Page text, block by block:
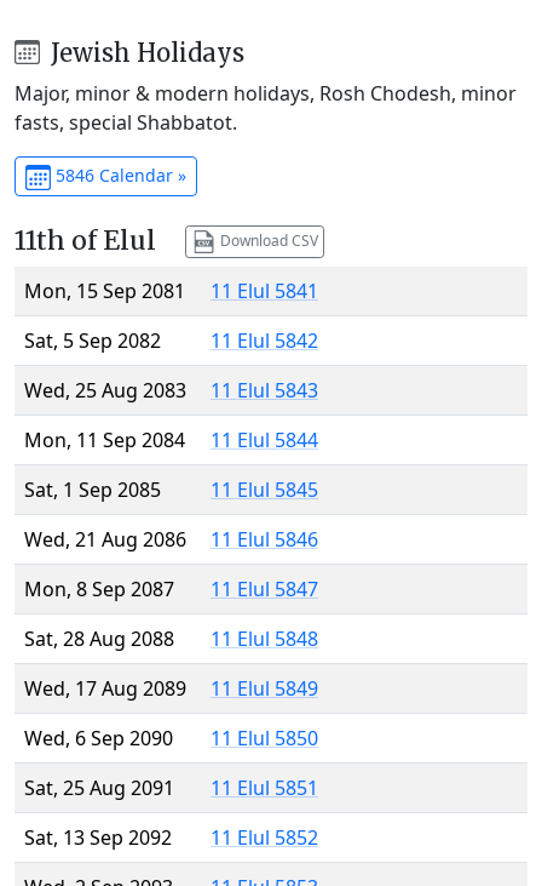
Jewish Holidays
Major, minor & modern holidays, Rosh Chodesh, minor
fasts, special Shabbatot.
5846 Calendar »
11th of Elul Download CSV
Mon, 15 Sep 2081
11 Elul 5841
Sat, 5 Sep 2082
11 Elul 5842
Wed, 25 Aug 2083
11 Elul 5843
Mon, 11 Sep 2084
11 Elul 5844
Sat, 1 Sep 2085
11 Elul 5845
Wed, 21 Aug 2086
11 Elul 5846
Mon, 8 Sep 2087
11 Elul 5847
Sat, 28 Aug 2088
11 Elul 5848
Wed, 17 Aug 2089
11 Elul 5849
Wed, 6 Sep 2090
11 Elul 5850
Sat, 25 Aug 2091
11 Elul 5851
Sat, 13 Sep 2092
11 Elul 5852